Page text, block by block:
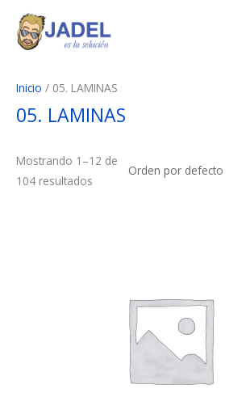
contenido
Inicio / 05. LAMINAS
05. LAMINAS
Mostrando 1–12 de
104 resultados